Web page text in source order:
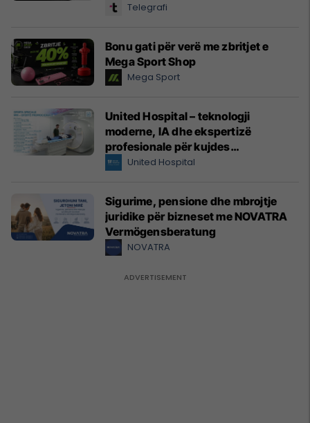
Telegrafi
Bonu gati për verë me zbritjet e
Mega Sport Shop
Mega Sport
United Hospital – teknologji
moderne, IA dhe ekspertizë
profesionale për kujdes
shëndetësor me standarde
United Hospital
Sigurime, pensione dhe mbrojtje
juridike për bizneset me NOVATRA
Vermögensberatung
NOVATRA